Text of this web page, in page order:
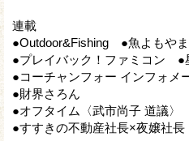
連載
●Outdoor&Fishing ●魚よもや
●プレイバック！ファミコン ●
●コーチャンフォー インフォ
●財界さろん
●オフタイム〈武市尚子 道議〉
●すすきの不動産社長×夜嬢社長